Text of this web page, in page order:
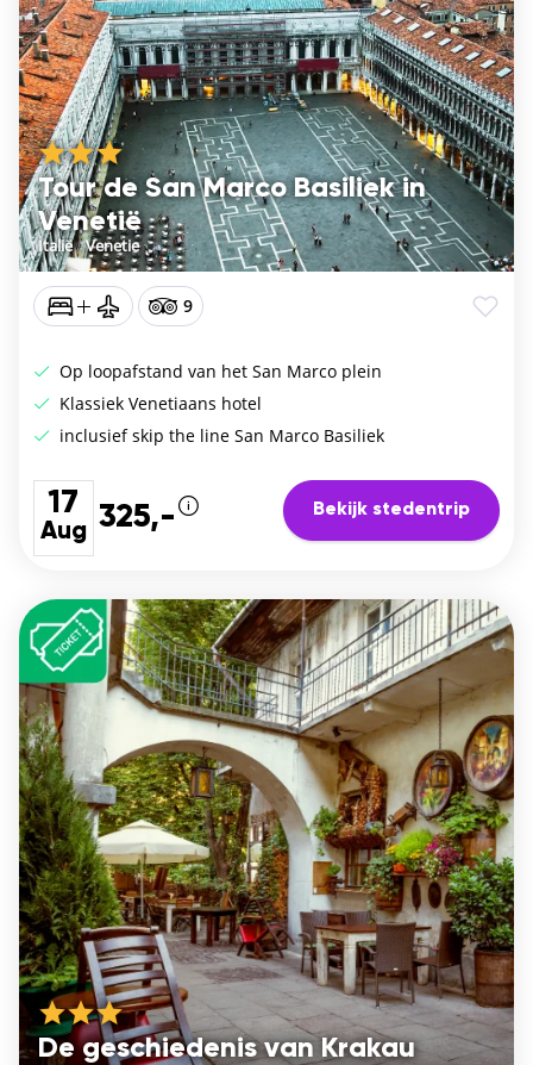
Tour de San Marco Basiliek in
Venetië
Italië/Venetie
9
Op loopafstand van het San Marco plein
Klassiek Venetiaans hotel
inclusief skip the line San Marco Basiliek
17
Aug 325,- Bekijk stedentrip
De geschiedenis van Krakau